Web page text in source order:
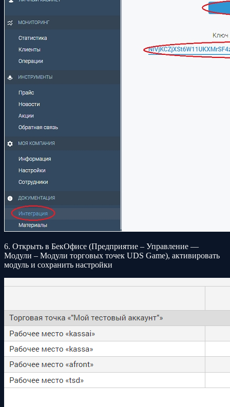
6. Открыть в БекОфисе (Предприятие – Управление —
Модули – Модули торговых точек UDS Game), активировать
модуль и сохранить настройки